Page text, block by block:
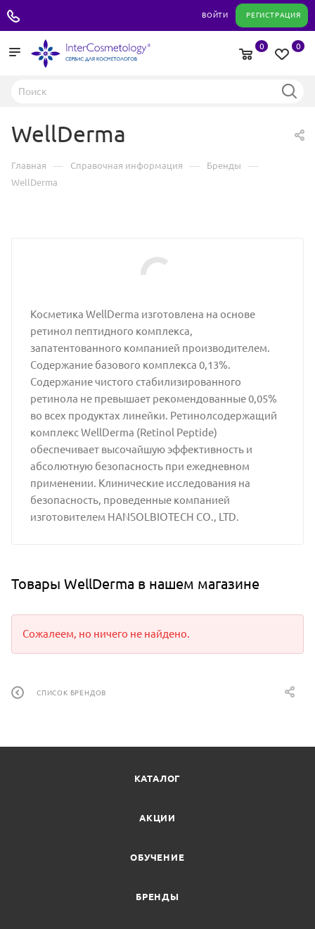
ВОЙТИ РЕГИСТРАЦИЯ
0
0
WellDerma
Главная — Справочная информация — Бренды —
WellDerma
Косметика WellDerma изготовлена на основе
ретинол пептидного комплекса,
запатентованного компанией производителем.
Содержание базового комплекса 0,13%.
Содержание чистого стабилизированного
ретинола не превышает рекомендованные 0,05%
во всех продуктах линейки. Ретинолсодержащий
комплекс WellDerma (Retinol Peptide)
обеспечивает высочайшую эффективность и
абсолютную безопасность при ежедневном
применении. Клинические исследования на
безопасность, проведенные компанией
изготовителем HANSOLBIOTECH CO., LTD.
Товары WellDerma в нашем магазине
Сожалеем, но ничего не найдено.
СПИСОК БРЕНДОВ
КАТАЛОГ
АКЦИИ
ОБУЧЕНИЕ
БРЕНДЫ